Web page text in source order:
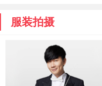
服装拍摄